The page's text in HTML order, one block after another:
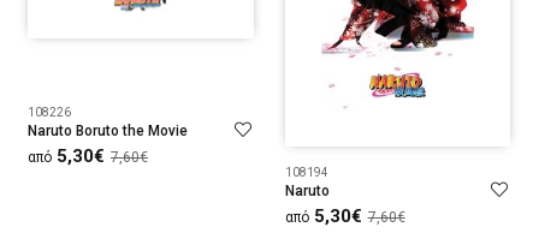
108226
Naruto Boruto the Movie
από 5,30€ 7,60€
108194
Naruto
από 5,30€ 7,60€